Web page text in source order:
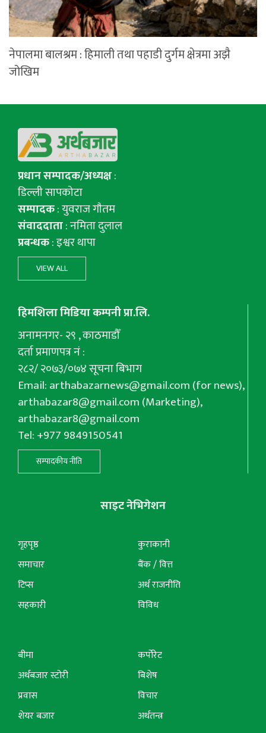
नेपालमा बालश्रम : हिमाली तथा पहाडी दुर्गम क्षेत्रमा अझै
जोखिम
प्रधान सम्पादक/अध्यक्ष:
डिल्ली सापकोटा
सम्पादक: युवराज गाैतम
संवाददाता: नमिता दुलाल
प्रबन्धक: इश्वर थापा
VIEW ALL
हिमशिला मिडिया कम्पनी प्रा.लि.
अनामनगर- २९ , काठमाडौँ
दर्ता प्रमाणपत्र नं :
२८२/ २०७३/०७४ सूचना बिभाग
Email:arthabazarnews@gmail.com(for news),
arthabazar8@gmail.com(Marketing),
arthabazar8@gmail.com
Tel: +977 9849150541
सम्पादकीय नीति
साइट नेभिगेशन
गृहपृष्ठ
समाचार
टिप्स
सहकारी
कुराकानी
बैंक / वित्त
अर्थ राजनीति
विविध
बीमा
अर्थबजार स्टोरी
प्रवास
शेयर बजार
कर्पोरेट
बिशेष
विचार
अर्थतन्त्र